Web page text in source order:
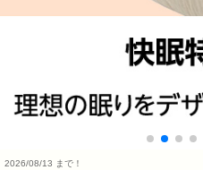
2026/08/13 まで！